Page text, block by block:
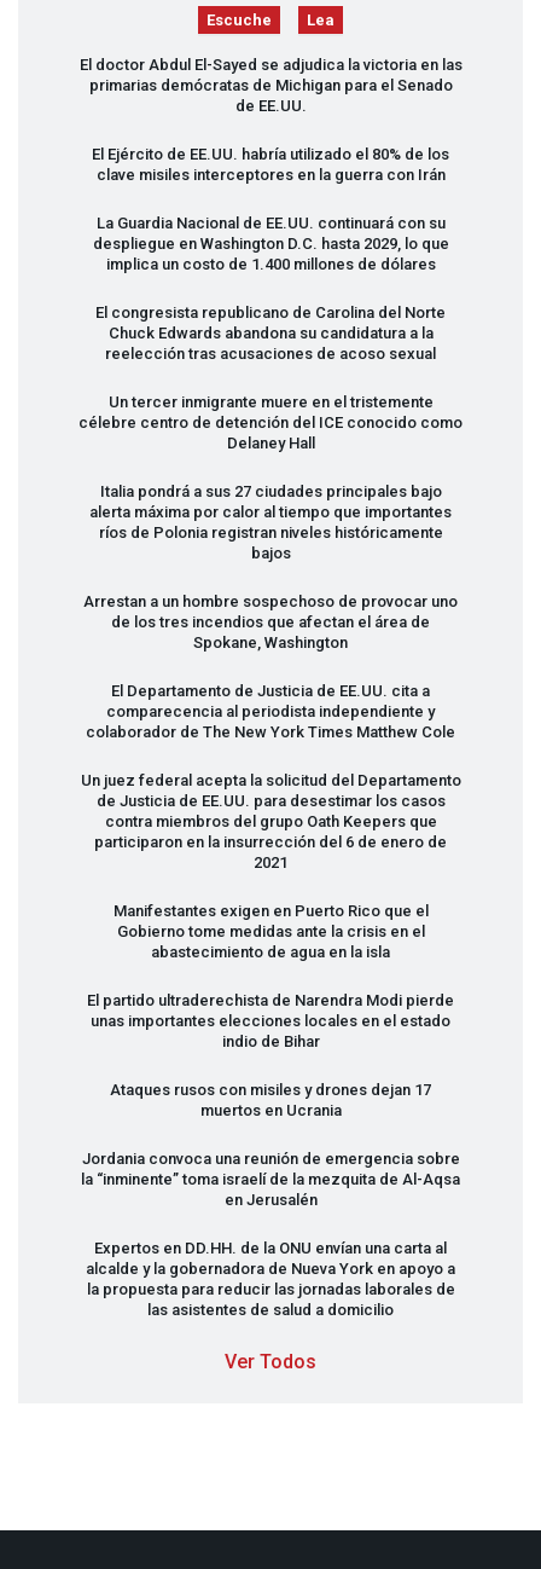
Escuche Lea
El doctor Abdul El-Sayed se adjudica la victoria en las
primarias demócratas de Michigan para el Senado
de EE.UU.
El Ejército de EE.UU. habría utilizado el 80% de los
clave misiles interceptores en la guerra con Irán
La Guardia Nacional de EE.UU. continuará con su
despliegue en Washington D.C. hasta 2029, lo que
implica un costo de 1.400 millones de dólares
El congresista republicano de Carolina del Norte
Chuck Edwards abandona su candidatura a la
reelección tras acusaciones de acoso sexual
Un tercer inmigrante muere en el tristemente
célebre centro de detención del ICE conocido como
Delaney Hall
Italia pondrá a sus 27 ciudades principales bajo
alerta máxima por calor al tiempo que importantes
ríos de Polonia registran niveles históricamente
bajos
Arrestan a un hombre sospechoso de provocar uno
de los tres incendios que afectan el área de
Spokane, Washington
El Departamento de Justicia de EE.UU. cita a
comparecencia al periodista independiente y
colaborador de The New York Times Matthew Cole
Un juez federal acepta la solicitud del Departamento
de Justicia de EE.UU. para desestimar los casos
contra miembros del grupo Oath Keepers que
participaron en la insurrección del 6 de enero de
2021
Manifestantes exigen en Puerto Rico que el
Gobierno tome medidas ante la crisis en el
abastecimiento de agua en la isla
El partido ultraderechista de Narendra Modi pierde
unas importantes elecciones locales en el estado
indio de Bihar
Ataques rusos con misiles y drones dejan 17
muertos en Ucrania
Jordania convoca una reunión de emergencia sobre
la “inminente” toma israelí de la mezquita de Al-Aqsa
en Jerusalén
Expertos en DD.HH. de la ONU envían una carta al
alcalde y la gobernadora de Nueva York en apoyo a
la propuesta para reducir las jornadas laborales de
las asistentes de salud a domicilio
Ver Todos